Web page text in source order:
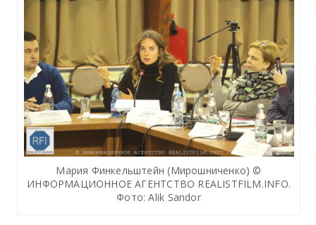
Мария Финкельштейн (Мирошниченко) ©
ИНФОРМАЦИОННОЕ АГЕНТСТВО REALISTFILM.INFO.
Фото: Alik Sandor